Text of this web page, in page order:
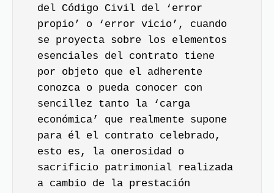
del Código Civil del ‘error
propio’ o ‘error vicio’, cuando
se proyecta sobre los elementos
esenciales del contrato tiene
por objeto que el adherente
conozca o pueda conocer con
sencillez tanto la ‘carga
económica’ que realmente supone
para él el contrato celebrado,
esto es, la onerosidad o
sacrificio patrimonial realizada
a cambio de la prestación